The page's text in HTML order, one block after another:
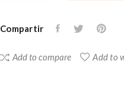
Compartir
Add to compare Add to